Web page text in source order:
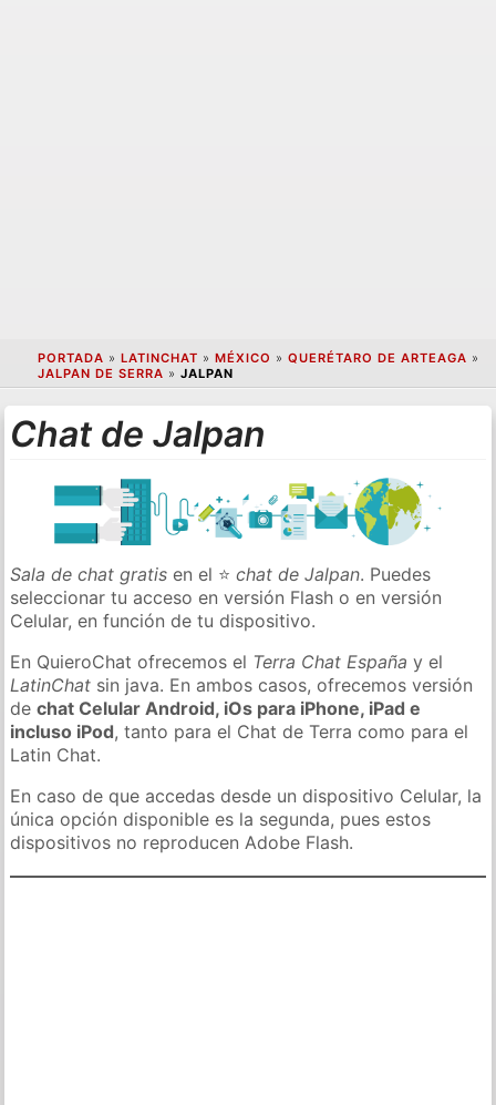
PORTADA » LATINCHAT » MÉXICO » QUERÉTARO DE ARTEAGA »
JALPAN DE SERRA » JALPAN
Chat de Jalpan
Sala de chat gratis en el ⭐chat de Jalpan. Puedes
seleccionar tu acceso en versión Flash o en versión
Celular, en función de tu dispositivo.
En QuieroChat ofrecemos el Terra Chat España y el
LatinChat sin java. En ambos casos, ofrecemos versión
dechat Celular Android, iOs para iPhone, iPad e
incluso iPod, tanto para el Chat de Terra como para el
Latin Chat.
En caso de que accedas desde un dispositivo Celular, la
única opción disponible es la segunda, pues estos
dispositivos no reproducen Adobe Flash.